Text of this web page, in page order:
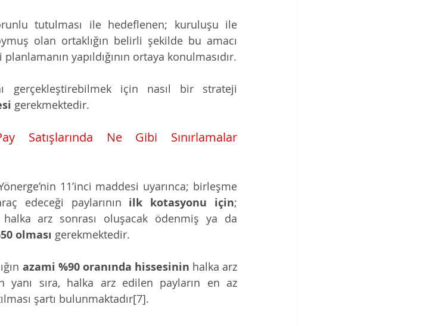
tutulması ile hedeflenen; kuruluşu ile
olan ortaklığın belirli şekilde bu amacı
gerçekleştirebilmek için nasıl bir strateji
gerekmektedir.
Satışlarında Ne Gibi Sınırlamalar
11’inci maddesi uyarınca; birleşme
edeceği paylarının ilk kotasyonu için;
halka arz sonrası oluşacak ödenmiş ya da
olması gerekmektedir.
azami %90 oranında hissesinin halka arz
şartı bulunmaktadır[7].